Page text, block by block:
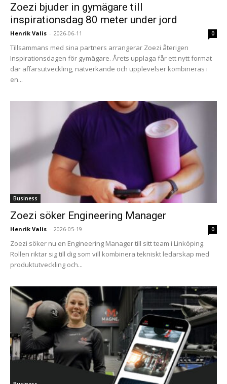
Zoezi bjuder in gymägare till
inspirationsdag 80 meter under jord
Henrik Valis - 2026-06-11 0
Tillsammans med sina partners arrangerar Zoezi återigen
Inspirationsdagen för gymägare. Årets upplaga får ett nytt format
där affärsutveckling, nätverkande och upplevelser kombineras i
en...
Business
Zoezi söker Engineering Manager
Henrik Valis - 2026-05-19 0
Zoezi söker nu en Engineering Manager till sitt team i Linköping.
Rollen riktar sig till dig som vill kombinera tekniskt ledarskap med
produktutveckling och...